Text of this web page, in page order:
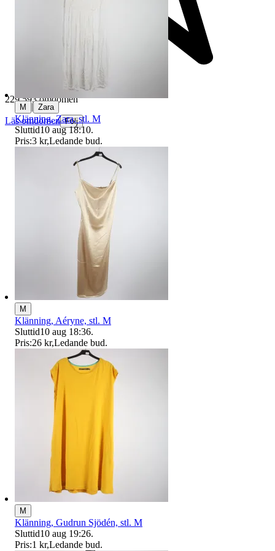
229 593 omdömen
Läs omdömen Följ
M | Zara
Klänning, Zara, stl. M
Sluttid10 aug 18:10.
Pris:3 kr,Ledande bud.
M
Klänning, Aéryne, stl. M
Sluttid10 aug 18:36.
Pris:26 kr,Ledande bud.
M
Klänning, Gudrun Sjödén, stl. M
Sluttid10 aug 19:26.
Pris:1 kr,Ledande bud.